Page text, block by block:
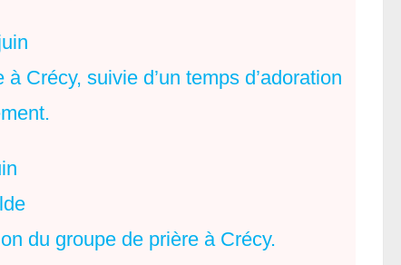
à Crécy, suivie d’un temps d’adoration
du groupe de prière à Crécy.